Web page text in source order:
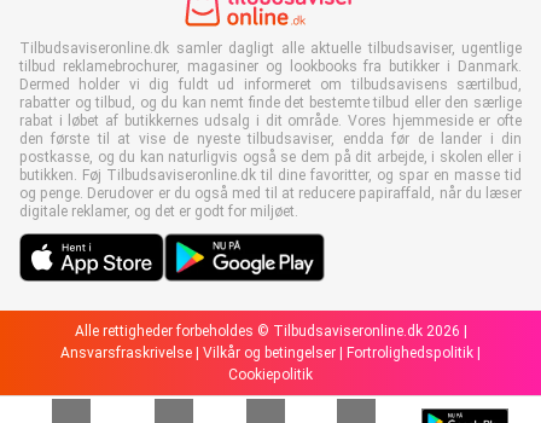
Tilbudsaviseronline.dk samler dagligt alle aktuelle tilbudsaviser, ugentlige
tilbud reklamebrochurer, magasiner og lookbooks fra butikker i Danmark.
Dermed holder vi dig fuldt ud informeret om tilbudsavisens særtilbud,
rabatter og tilbud, og du kan nemt finde det bestemte tilbud eller den særlige
rabat i løbet af butikkernes udsalg i dit område. Vores hjemmeside er ofte
den første til at vise de nyeste tilbudsaviser, endda før de lander i din
postkasse, og du kan naturligvis også se dem på dit arbejde, i skolen eller i
butikken. Føj Tilbudsaviseronline.dk til dine favoritter, og spar en masse tid
og penge. Derudover er du også med til at reducere papiraffald, når du læser
digitale reklamer, og det er godt for miljøet.
Alle rettigheder forbeholdes © Tilbudsaviseronline.dk 2026 |
Ansvarsfraskrivelse | Vilkår og betingelser | Fortrolighedspolitik |
Cookiepolitik